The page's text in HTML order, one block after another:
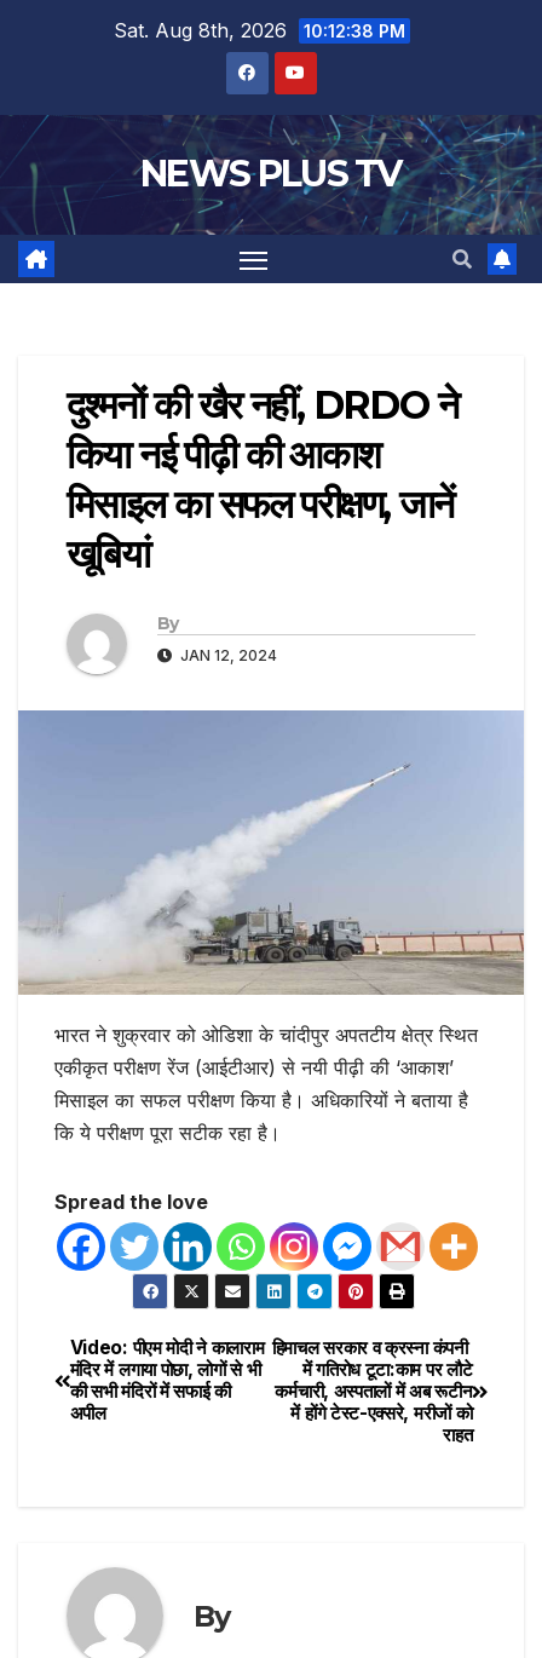
Sat. Aug 8th, 2026 10:12:38 PM
NEWS PLUS TV
दुश्मनों की खैर नहीं, DRDO ने
किया नई पीढ़ी की आकाश
मिसाइल का सफल परीक्षण, जानें
खूबियां
By
JAN 12, 2024
भारत ने शुक्रवार को ओडिशा के चांदीपुर अपतटीय क्षेत्र स्थित
एकीकृत परीक्षण रेंज (आईटीआर) से नयी पीढ़ी की ‘आकाश’
मिसाइल का सफल परीक्षण किया है। अधिकारियों ने बताया है
कि ये परीक्षण पूरा सटीक रहा है।
Spread the love
हिमाचल सरकार व क्रस्ना कंपनी ​​​​​​​
में गतिरोध टूटा:काम पर लौटे
कर्मचारी, अस्पतालों में अब रूटीन
में होंगे टेस्ट-एक्सरे​, मरीजों को
राहत
Video: पीएम मोदी ने कालाराम
मंदिर में लगाया पोछा, लोगों से भी
की सभी मंदिरों में सफाई की
अपील
By